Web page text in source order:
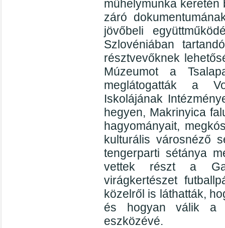
műhelymunka keretén
záró
jövőbeli
Szlovéniában
résztvevőknek
Múzeumot a
meglátogatták a
Iskolájának
hegyen, Makrinyica
hagyományait,
kulturális városnéző
tengerparti sétánya
vettek részt a
virágkertészet
közelről is láthatták,
és hogyan válik a
eszközévé.